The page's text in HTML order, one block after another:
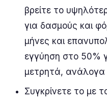
βρείτε το
για δασμούς και
μήνες και
εγγύηση στο 50%
μετρητά, ανάλογα
Συγκρίνετε το με